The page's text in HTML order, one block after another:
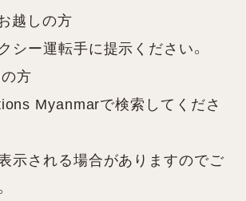
越しの方
シー運転手に提示ください。
方
Myanmarで検索してくださ
示される場合がありますのでご